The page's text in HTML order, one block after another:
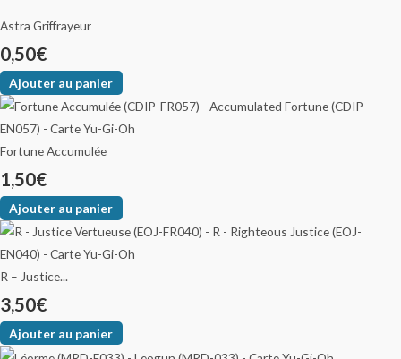
Astra Griffrayeur
0,50€
Ajouter au panier
Fortune Accumulée
1,50€
Ajouter au panier
R – Justice...
3,50€
Ajouter au panier